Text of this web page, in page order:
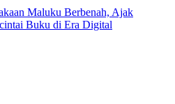
Maluku Berbenah, Ajak
Buku di Era Digital